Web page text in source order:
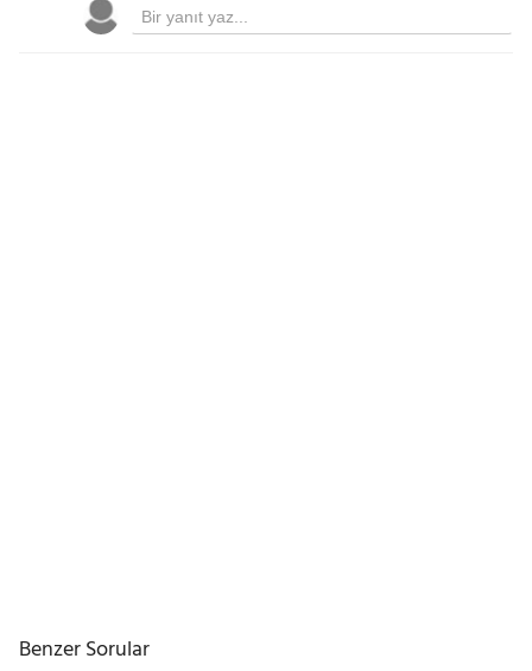
Benzer Sorular